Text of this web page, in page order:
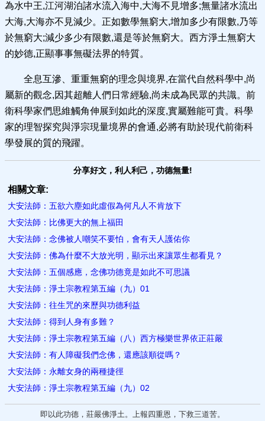
為水中王,江河湖泊諸水流入海中,大海不見增多;無量諸水流出
大海,大海亦不見減少。正如數學無窮大,增加多少有限數,乃等
於無窮大;減少多少有限數,還是等於無窮大。西方淨土無窮大
的妙德,正顯事事無礙法界的特質。
全息互滲、重重無窮的理念與境界,在當代自然科學中,尚
屬新的觀念,因其超離人們日常經驗,尚未成為民眾的共識。前
衛科學家們思維觸角伸展到如此的深度,實屬難能可貴。科學
家的理智探究與淨宗現量境界的會通,必將有助於現代前衛科
學發展的質的飛躍。
分享好文，利人利己，功德無量!
相關文章:
大安法師：五欲六塵如此虛假為何凡人不肯放下
大安法師：比佛更大的無上福田
大安法師：念佛被人嘲笑不要怕，會有天人護佑你
大安法師：佛為什麼不大放光明，顯示出來讓眾生都看見？
大安法師：五個感應，念佛功德竟是如此不可思議
大安法師：淨土宗教程第五編（九）01
大安法師：往生咒的來歷與功德利益
大安法師：得到人身有多難？
大安法師：淨土宗教程第五編（八）西方極樂世界依正莊嚴
大安法師：有人障礙我們念佛，還應該順從嗎？
大安法師：永離女身的兩種捷徑
大安法師：淨土宗教程第五編（九）02
即以此功德，莊嚴佛淨土。上報四重恩，下救三道苦。